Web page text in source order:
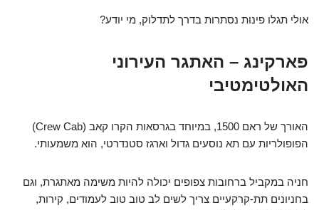
אולי תגלו פינות נסתרות בדרך לתדלוק, מי יודע?
פארקינג – האתגר העירוני
האולטימטיבי
האורך של ראם 1500, במיוחד בגרסאות הקרו קאב (Crew Cab)
הפופולריות עם תא נוסעים גדול וארגז סטנדרטי, הוא משמעותי.
חניה במקביל ברחובות צפופים יכולה להיות משימה מאתגרת, וגם
בחניונים תת-קרקעיים צריך לשים לב טוב טוב לעמודים, קירות,